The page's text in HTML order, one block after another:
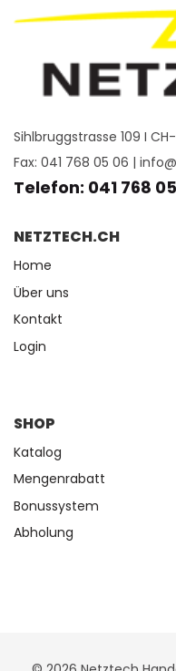
Sihlbruggstrasse 109 I
Fax: 041 768 05 06 |
Telefon: 041 768
NETZTECH.CH
Home
Über uns
Kontakt
Login
SHOP
Katalog
Mengenrabatt
Bonussystem
Abholung